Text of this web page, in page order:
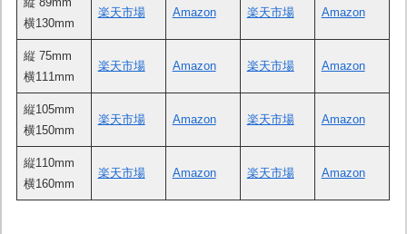
横130mm
楽天市場 Amazon 楽天市場 Amazon
縦 75mm
横111mm
楽天市場 Amazon 楽天市場 Amazon
縦105mm
横150mm
楽天市場 Amazon 楽天市場 Amazon
縦110mm
横160mm
楽天市場 Amazon 楽天市場 Amazon